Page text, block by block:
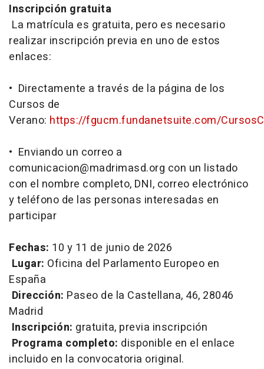
Inscripción gratuita
La matrícula es gratuita, pero es necesario
realizar inscripción previa en uno de estos
enlaces:
• Directamente a través de la página de los
Cursos de
Verano: https://fgucm.fundanetsuite.com/
• Enviando un correo a
comunicacion@madrimasd.org con un listado
con el nombre completo, DNI, correo electrónico
y teléfono de las personas interesadas en
participar
Fechas: 10 y 11 de junio de 2026
Lugar: Oficina del Parlamento Europeo en
España
Dirección: Paseo de la Castellana, 46, 28046
Madrid
Inscripción: gratuita, previa inscripción
Programa completo: disponible en el enlace
incluido en la convocatoria original.